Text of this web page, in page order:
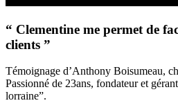
“ Clementine me permet de
clients ”
Témoignage d’Anthony Boisumeau,
Passionné de 23ans, fondateur et
lorraine”.